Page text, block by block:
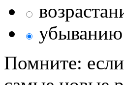
убыванию
Помните: